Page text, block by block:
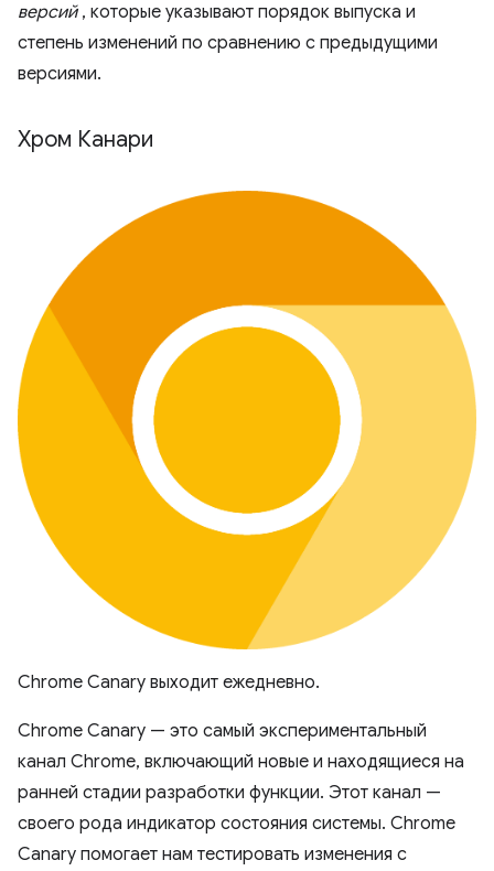
версий, которые указывают порядок выпуска и
степень изменений по сравнению с предыдущими
версиями.
Хром Канари
Chrome Canary выходит ежедневно.
Chrome Canary — это самый экспериментальный
канал Chrome, включающий новые и находящиеся на
ранней стадии разработки функции. Этот канал —
своего рода индикатор состояния системы. Chrome
Canary помогает нам тестировать изменения с